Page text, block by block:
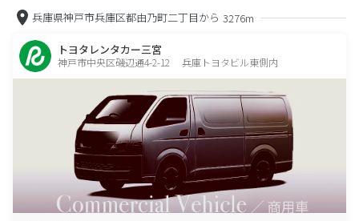
兵庫県神戸市兵庫区都由乃町二丁目から 3276m
トヨタレンタカー三宮
神戸市中央区磯辺通4-2-12 兵庫トヨタビル東側内